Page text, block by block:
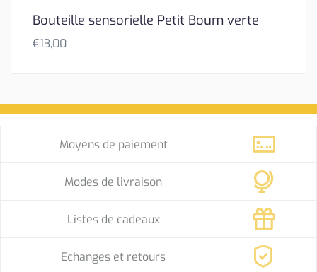
Bouteille sensorielle Petit Boum verte
€13,00
Moyens de paiement
Modes de livraison
Listes de cadeaux
Echanges et retours